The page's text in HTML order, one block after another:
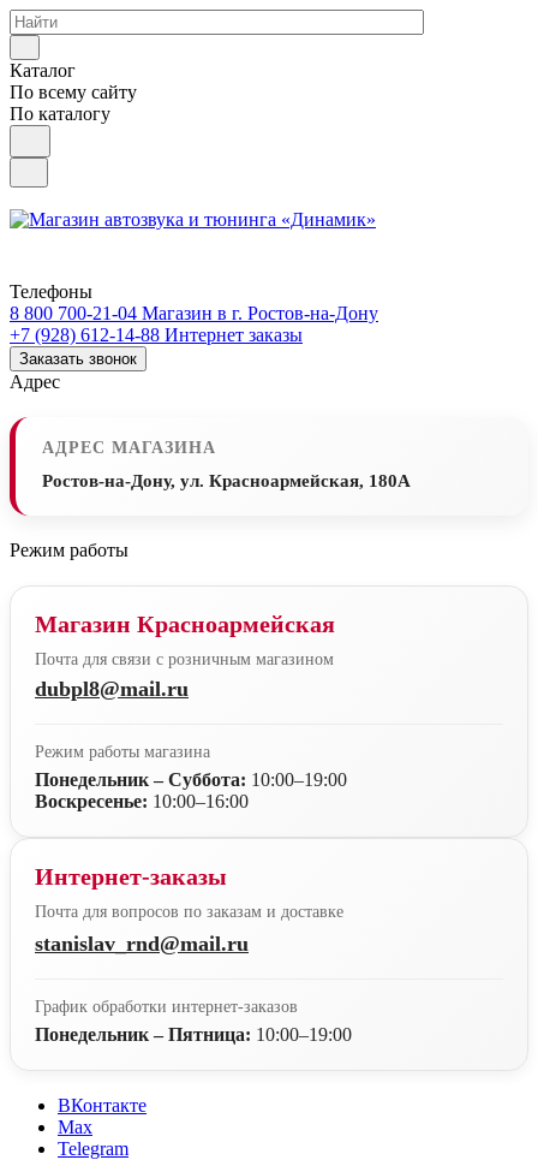
Каталог
По всему сайту
По каталогу
Телефоны
8 800 700-21-04 Магазин в г. Ростов-на-Дону
+7 (928) 612-14-88 Интернет заказы
Заказать звонок
Адрес
АДРЕС МАГАЗИНА
Ростов-на-Дону, ул. Красноармейская, 180А
Режим работы
Магазин Красноармейская
Почта для связи с розничным магазином
dubpl8@mail.ru
Режим работы магазина
Понедельник – Суббота: 10:00–19:00
Воскресенье: 10:00–16:00
Интернет-заказы
Почта для вопросов по заказам и доставке
stanislav_rnd@mail.ru
График обработки интернет-заказов
Понедельник – Пятница: 10:00–19:00
ВКонтакте
Max
Telegram